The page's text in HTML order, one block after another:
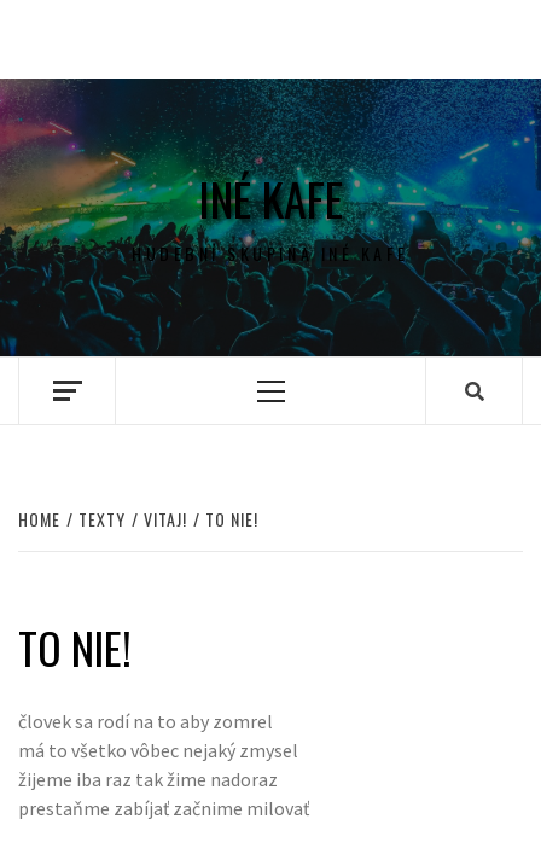
INÉ KAFE
HUDEBNÍ SKUPINA INÉ KAFE
Primary
HOME TEXTY VITAJ! TO NIE!
TO NIE!
človek sa rodí na to aby zomrel
má to všetko vôbec nejaký zmysel
žijeme iba raz tak žime nadoraz
prestaňme zabíjať začnime milovať